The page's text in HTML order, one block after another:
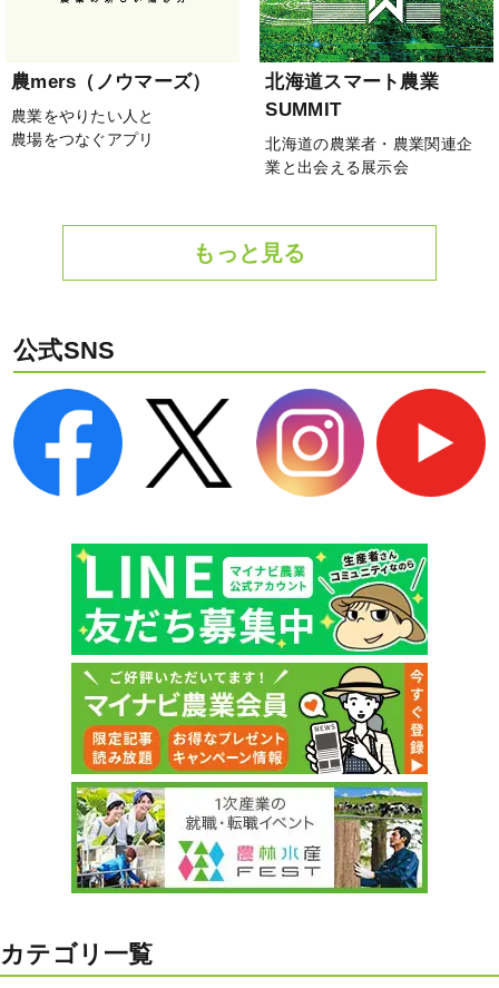
農mers（ノウマーズ）
農業をやりたい人と
農場をつなぐアプリ
北海道スマート農業
SUMMIT
北海道の農業者・農業関連企
業と出会える展示会
もっと見る
公式SNS
カテゴリ一覧